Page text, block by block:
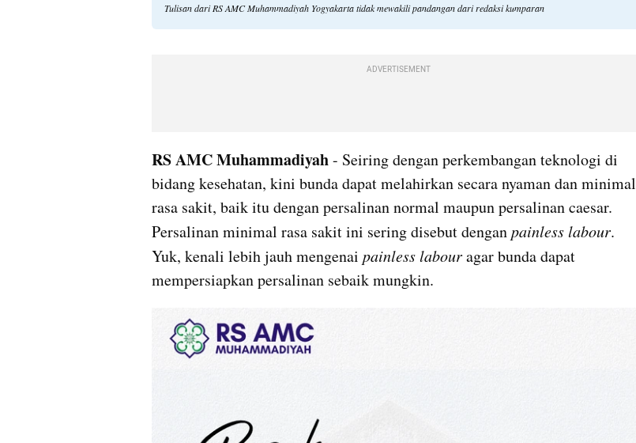
Tulisan dari RS AMC Muhammadiyah Yogyakarta tidak mewakili pandangan dari redaksi kumparan
ADVERTISEMENT
RS AMC Muhammadiyah - Seiring dengan perkembangan teknologi di
bidang kesehatan, kini bunda dapat melahirkan secara nyaman dan minimal
rasa sakit, baik itu dengan persalinan normal maupun persalinan caesar.
Persalinan minimal rasa sakit ini sering disebut dengan painless labour.
Yuk, kenali lebih jauh mengenai painless labour agar bunda dapat
mempersiapkan persalinan sebaik mungkin.